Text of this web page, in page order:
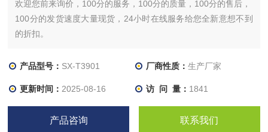
欢迎您前来询价，100分的服务，100分的质量，100分的售后，
100分的发货速度大量现货，24小时在线服务给您全新意想不到
的折扣。
产品型号： SX-T3901 厂商性质： 生产厂家
更新时间： 2025-08-16 访 问 量： 1841
产品咨询 联系我们